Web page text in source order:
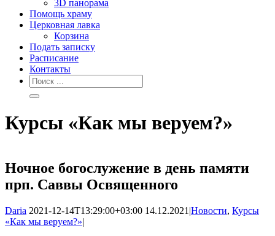
3D панорама
Помощь храму
Церковная лавка
Корзина
Подать записку
Расписание
Контакты
Курсы «Как мы веруем?»
Ночное богослужение в день памяти
прп. Саввы Освященного
Daria 2021-12-14T13:29:00+03:00 14.12.2021 |Новости, Курсы
«Как мы веруем?»|